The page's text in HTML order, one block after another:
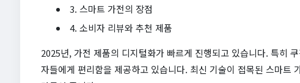
3. 스마트 가전의 장점
4. 소비자 리뷰와 추천 제품
2025년, 가전 제품의 디지털화가 빠르게 진행되고 있습니다. 특히
자들에게 편리함을 제공하고 있습니다. 최신 기술이 접목된 스마트